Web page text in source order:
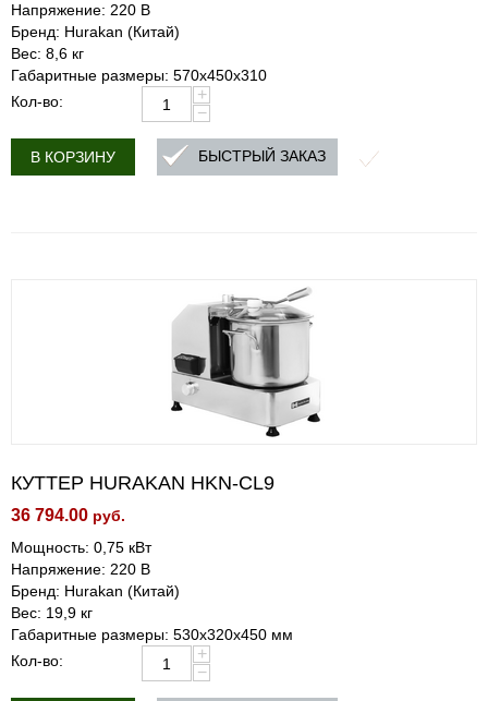
Напряжение: 220 В
Бренд: Hurakan (Китай)
Вес: 8,6 кг
Габаритные размеры: 570x450x310
Кол-во:
+
−
В КОРЗИНУ БЫСТРЫЙ ЗАКАЗ
КУТТЕР HURAKAN HKN-CL9
36 794.00 руб.
Мощность: 0,75 кВт
Напряжение: 220 В
Бренд: Hurakan (Китай)
Вес: 19,9 кг
Габаритные размеры: 530х320х450 мм
Кол-во:
+
−